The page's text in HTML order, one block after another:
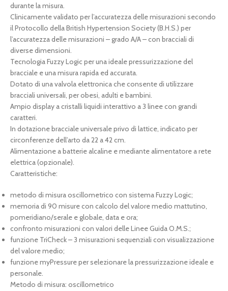
durante la misura.
Clinicamente validato per l’accuratezza delle misurazioni secondo
il Protocollo della British Hypertension Society (B.H.S.) per
l’accuratezza delle misurazioni – grado A/A – con bracciali di
diverse dimensioni.
Tecnologia Fuzzy Logic per una ideale pressurizzazione del
bracciale e una misura rapida ed accurata.
Dotato di una valvola elettronica che consente di utilizzare
bracciali universali, per obesi, adulti e bambini.
Ampio display a cristalli liquidi interattivo a 3 linee con grandi
caratteri.
In dotazione bracciale universale privo di lattice, indicato per
circonferenze dell’arto da 22 a 42 cm.
Alimentazione a batterie alcaline e mediante alimentatore a rete
elettrica (opzionale).
Caratteristiche:
metodo di misura oscillometrico con sistema Fuzzy Logic;
memoria di 90 misure con calcolo del valore medio mattutino,
pomeridiano/serale e globale, data e ora;
confronto misurazioni con valori delle Linee Guida O.M.S.;
funzione TriCheck – 3 misurazioni sequenziali con visualizzazione
del valore medio;
funzione myPressure per selezionare la pressurizzazione ideale e
personale.
Metodo di misura: oscillometrico